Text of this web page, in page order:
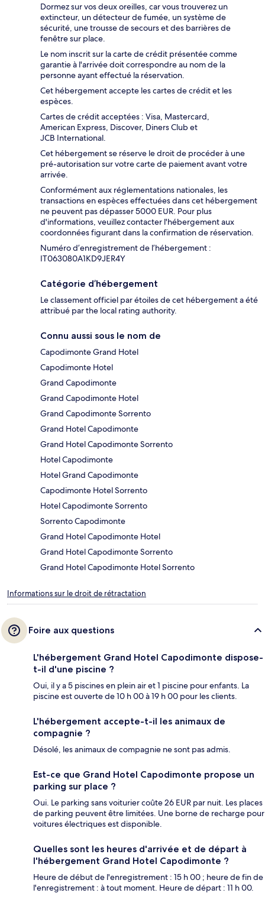
Dormez sur vos deux oreilles, car vous trouverez un
extincteur, un détecteur de fumée, un système de
sécurité, une trousse de secours et des barrières de
fenêtre sur place.
Le nom inscrit sur la carte de crédit présentée comme
garantie à l'arrivée doit correspondre au nom de la
personne ayant effectué la réservation.
Cet hébergement accepte les cartes de crédit et les
espèces.
Cartes de crédit acceptées : Visa, Mastercard,
American Express, Discover, Diners Club et
JCB International.
Cet hébergement se réserve le droit de procéder à une
pré-autorisation sur votre carte de paiement avant votre
arrivée.
Conformément aux réglementations nationales, les
transactions en espèces effectuées dans cet hébergement
ne peuvent pas dépasser 5000 EUR. Pour plus
d'informations, veuillez contacter l'hébergement aux
coordonnées figurant dans la confirmation de réservation.
Numéro d’enregistrement de l’hébergement :
IT063080A1KD9JER4Y
Catégorie d’hébergement
Le classement officiel par étoiles de cet hébergement a été
attribué par the local rating authority.
Connu aussi sous le nom de
Capodimonte Grand Hotel
Capodimonte Hotel
Grand Capodimonte
Grand Capodimonte Hotel
Grand Capodimonte Sorrento
Grand Hotel Capodimonte
Grand Hotel Capodimonte Sorrento
Hotel Capodimonte
Hotel Grand Capodimonte
Capodimonte Hotel Sorrento
Hotel Capodimonte Sorrento
Sorrento Capodimonte
Grand Hotel Capodimonte Hotel
Grand Hotel Capodimonte Sorrento
Grand Hotel Capodimonte Hotel Sorrento
Informations sur le droit de rétractation
Foire aux questions
L'hébergement Grand Hotel Capodimonte dispose-
t-il d'une piscine ?
Oui, il y a 5 piscines en plein air et 1 piscine pour enfants. La
piscine est ouverte de 10 h 00 à 19 h 00 pour les clients.
L'hébergement accepte-t-il les animaux de
compagnie ?
Désolé, les animaux de compagnie ne sont pas admis.
Est-ce que Grand Hotel Capodimonte propose un
parking sur place ?
Oui. Le parking sans voiturier coûte 26 EUR par nuit. Les places
de parking peuvent être limitées. Une borne de recharge pour
voitures électriques est disponible.
Quelles sont les heures d'arrivée et de départ à
l'hébergement Grand Hotel Capodimonte ?
Heure de début de l'enregistrement : 15 h 00 ; heure de fin de
l'enregistrement : à tout moment. Heure de départ : 11 h 00.